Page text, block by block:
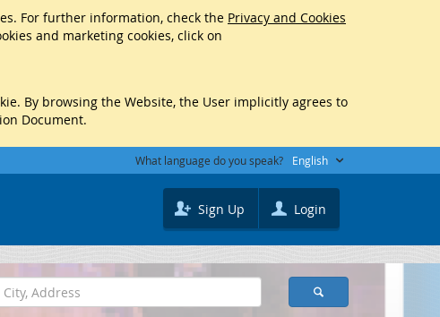
For further information, check the Privacy and Cookies
and marketing cookies, click on
By browsing the Website, the User implicitly agrees to
Document.
What language do you speak? English
Sign Up Login